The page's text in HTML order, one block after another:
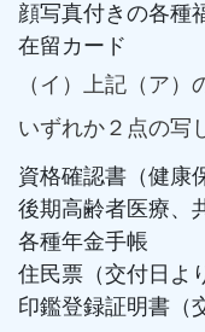
顔写真付きの各種
在留カード
（イ）上記（ア）
いずれか２点の写
資格確認書（健康
後期高齢者医療、
各種年金手帳
住民票（交付日よ
印鑑登録証明書（